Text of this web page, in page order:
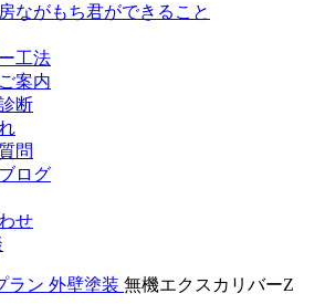
ながもち君ができること
工法
案内
断
問
ログ
せ
ラン 外壁塗装 無機エクスカリバーZ